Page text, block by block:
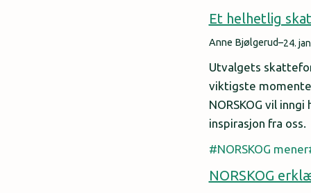
Et helhetlig
Anne Bjølgerud–24.
Utvalgets
viktigste
NORSKOG vil
inspirasjon fra oss.
NORSKOG mener
NORSKOG